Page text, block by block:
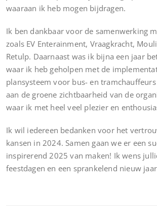
waaraan ik heb mogen bijdragen.
Ik ben dankbaar voor de samenwerking
zoals EV Enterainment, Vraagkracht,
Retulp. Daarnaast was ik bijna een jaar
waar ik heb geholpen met de
plansysteem voor bus- en
aan de groene zichtbaarheid van de
waar ik met heel veel plezier en
Ik wil iedereen bedanken voor het
kansen in 2024. Samen gaan we er een
inspirerend 2025 van maken! Ik wens
feestdagen en een sprankelend nieuw